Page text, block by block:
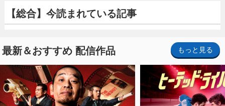
【総合】今読まれている記事
最新＆おすすめ 配信作品 もっと見る